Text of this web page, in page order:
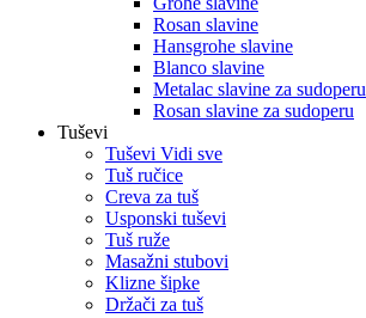
Rosan slavine
Hansgrohe slavine
Blanco slavine
Metalac slavine za sudoperu
Rosan slavine za sudoperu
Tuševi
Tuševi Vidi sve
Tuš ručice
Creva za tuš
Usponski tuševi
Tuš ruže
Masažni stubovi
Klizne šipke
Držači za tuš